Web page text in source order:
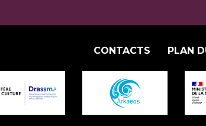
CONTACTS PLAN